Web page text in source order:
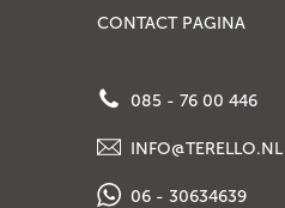
CONTACT PAGINA
085 - 76 00 446
INFO@TERELLO.NL
06 - 30634639